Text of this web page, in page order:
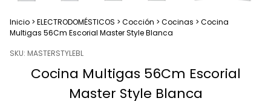
Inicio > ELECTRODOMÉSTICOS > Cocción > Cocinas > Cocina
Multigas 56Cm Escorial Master Style Blanca
SKU: MASTERSTYLEBL
Cocina Multigas 56Cm Escorial
Master Style Blanca